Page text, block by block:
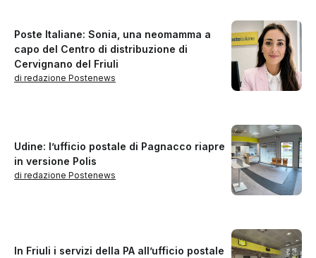
Poste Italiane: Sonia, una neomamma a
capo del Centro di distribuzione di
Cervignano del Friuli
di redazione Postenews
Udine: l’ufficio postale di Pagnacco riapre
in versione Polis
di redazione Postenews
In Friuli i servizi della PA all’ufficio postale